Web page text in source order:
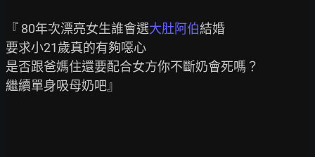
『 80年次漂亮女生誰會選大肚阿伯結婚
要求小21歲真的有夠噁心
是否跟爸媽住還要配合女方你不斷奶會死嗎？
繼續單身吸母奶吧』